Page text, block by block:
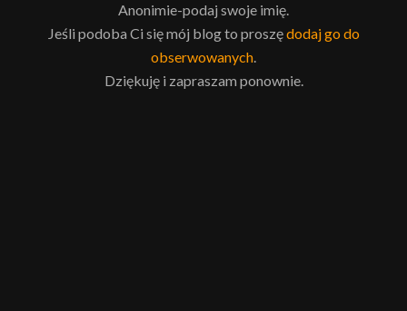
Anonimie-podaj swoje imię.
Jeśli podoba Ci się mój blog to proszędodaj go do
obserwowanych.
Dziękuję i zapraszam ponownie.